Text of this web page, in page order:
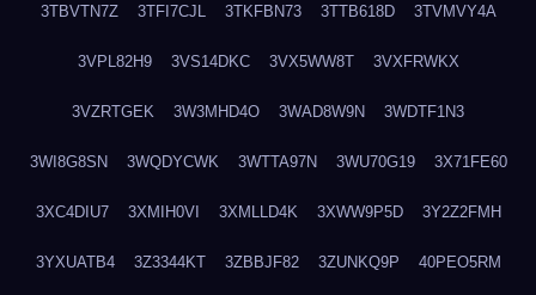
3TBVTN7Z 3TFI7CJL 3TKFBN73 3TTB618D 3TVMVY4A
3VPL82H9 3VS14DKC 3VX5WW8T 3VXFRWKX
3VZRTGEK 3W3MHD4O 3WAD8W9N 3WDTF1N3
3WI8G8SN 3WQDYCWK 3WTTA97N 3WU70G19 3X71FE60
3XC4DIU7 3XMIH0VI 3XMLLD4K 3XWW9P5D 3Y2Z2FMH
3YXUATB4 3Z3344KT 3ZBBJF82 3ZUNKQ9P 40PEO5RM